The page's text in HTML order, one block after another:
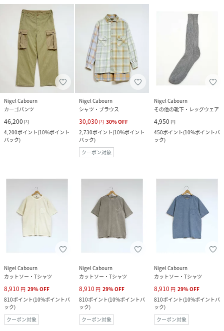
Nigel Cabourn
カーゴパンツ
46,200 円
4,200ポイント(10%ポイント
バック)
Nigel Cabourn
シャツ・ブラウス
30,030 円 30%OFF
2,730ポイント(10%ポイント
バック)
クーポン対象
Nigel Cabourn
その他の靴下・レッグウェア
4,950 円
450ポイント(10%ポイントバ
ック)
Nigel Cabourn
カットソー・Tシャツ
8,910 円 29%OFF
810ポイント(10%ポイントバ
ック)
クーポン対象
Nigel Cabourn
カットソー・Tシャツ
8,910 円 29%OFF
810ポイント(10%ポイントバ
ック)
クーポン対象
Nigel Cabourn
カットソー・Tシャツ
8,910 円 29%OFF
810ポイント(10%ポイントバ
ック)
クーポン対象